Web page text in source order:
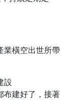
業橫空出世所帶
設
布建好了，接著